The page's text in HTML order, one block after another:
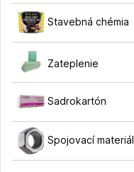
Stavebná chémia
Zateplenie
Sadrokartón
Spojovací materiál